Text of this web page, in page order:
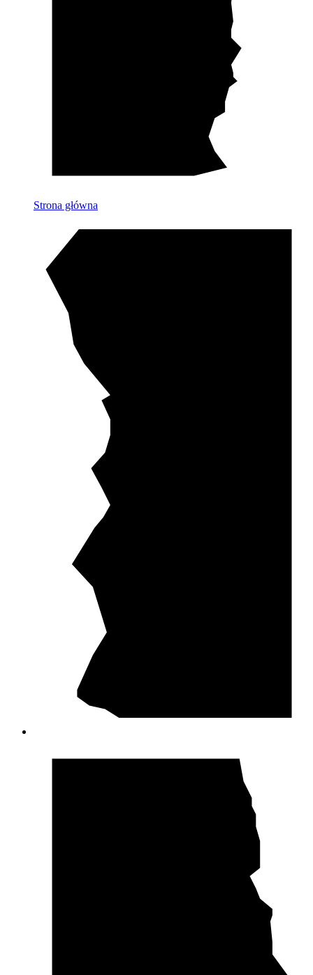
Strona główna